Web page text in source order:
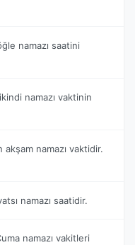
namazı saatini
namazı vaktinin
namazı vaktidir.
namazı saatidir.
namazı vakitleri